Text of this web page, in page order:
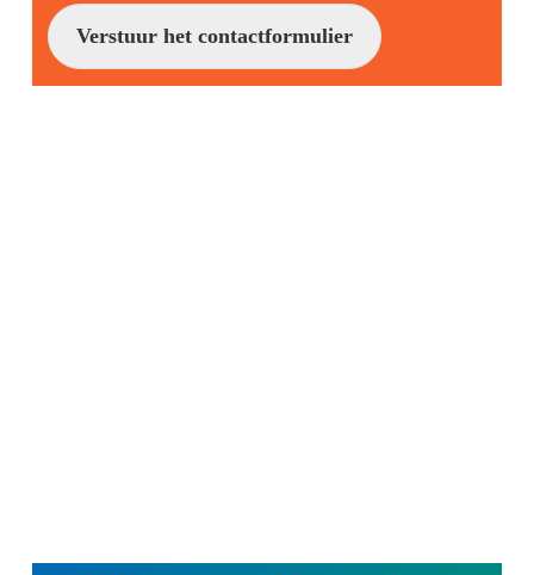
Verstuur het contactformulier